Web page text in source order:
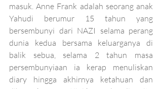
masuk. Anne Frank adalah seorang anak
Yahudi berumur 15 tahun yang
bersembunyi dari NAZI selama perang
dunia kedua bersama keluarganya di
balik sebua, selama 2 tahun masa
persembunyiaan ia kerap menuliskan
diary hingga akhirnya ketahuan dan